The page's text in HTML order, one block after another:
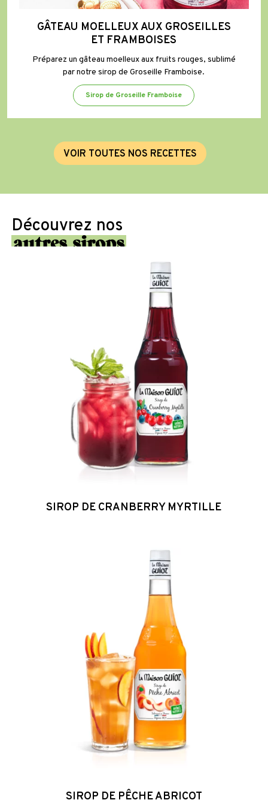
GÂTEAU MOELLEUX AUX GROSEILLES
ET FRAMBOISES
Préparez un gâteau moelleux aux fruits rouges, sublimé
par notre sirop de Groseille Framboise.
Sirop de Groseille Framboise
VOIR TOUTES NOS RECETTES
Découvrez nos
autres sirops
Sirop
Cranberry
Myrtille
SIROP DE CRANBERRY MYRTILLE
Sirop
Pêche
Abricot
SIROP DE PÊCHE ABRICOT